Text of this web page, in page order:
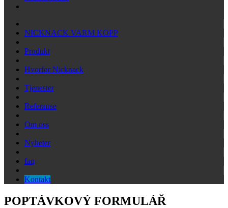
NICKNACK VARM KOPP
Produkt
Hvorfor Nicknack
Tjenester
Referanse
Om oss
Nyheter
faq
Kontakt
POPTÁVKOVÝ FORMULÁŘ